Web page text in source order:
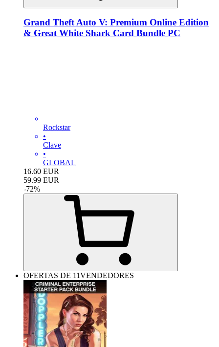
Grand Theft Auto V: Premium Online Edition
& Great White Shark Card Bundle PC
Rockstar
•
Clave
•
GLOBAL
16.60 EUR
59.99 EUR
-72%
OFERTAS DE 11VENDEDORES